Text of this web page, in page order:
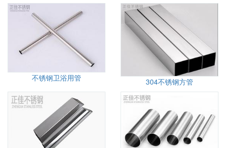
不锈钢卫浴用管 304不锈钢方管